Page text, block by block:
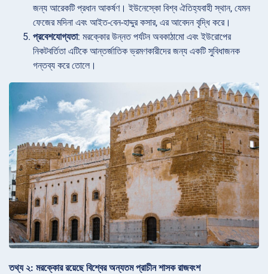
জন্য আরেকটি প্রধান আকর্ষণ। ইউনেস্কো বিশ্ব ঐতিহ্যবাহী স্থান, যেমন
ফেজের মদিনা এবং আইত-বেন-হাদ্দুর কসার, এর আবেদন বৃদ্ধি করে।
প্রবেশযোগ্যতা: মরক্কোর উন্নত পর্যটন অবকাঠামো এবং ইউরোপের
নিকটবর্তিতা এটিকে আন্তর্জাতিক ভ্রমণকারীদের জন্য একটি সুবিধাজনক
গন্তব্য করে তোলে।
তথ্য ২: মরক্কোর রয়েছে বিশ্বের অন্যতম প্রাচীন শাসক রাজবংশ